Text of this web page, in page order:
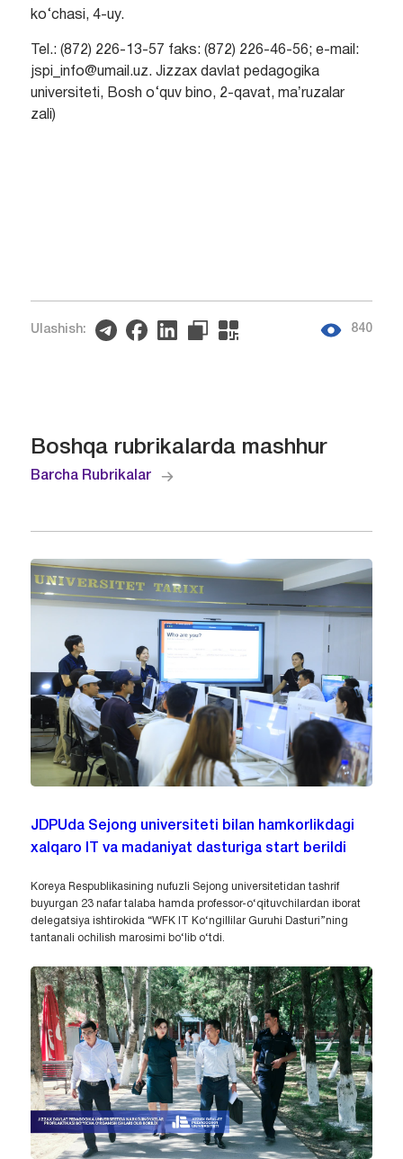
ko‘chasi, 4-uy.
Tel.: (872) 226-13-57 faks: (872) 226-46-56; e-mail:
jspi_info@umail.uz. Jizzax davlat pedagogika
universiteti, Bosh o‘quv bino, 2-qavat, maʼruzalar
zali)
Ulashish: 840
Boshqa rubrikalarda mashhur
Barcha Rubrikalar
JDPUda Sejong universiteti bilan hamkorlikdagi
xalqaro IT va madaniyat dasturiga start berildi
Koreya Respublikasining nufuzli Sejong universitetidan tashrif
buyurgan 23 nafar talaba hamda professor-o‘qituvchilardan iborat
delegatsiya ishtirokida “WFK IT Ko‘ngillilar Guruhi Dasturi”ning
tantanali ochilish marosimi bo‘lib o‘tdi.